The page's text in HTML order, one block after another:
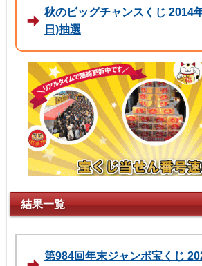
秋のビッグチャンスくじ 2014
日)抽選
結果一覧
第984回年末ジャンボ宝くじ